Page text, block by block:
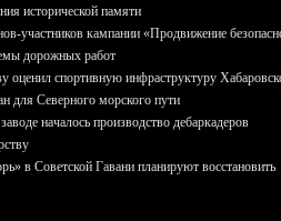
исторической памяти
участников кампании «Продвижение
дорожных работ
оценил спортивную инфраструктуру
для Северного морского пути
началось производство дебаркадеров
в Советской Гавани планируют восстановить